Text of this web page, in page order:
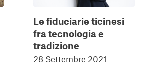
Le fiduciarie ticinesi
fra tecnologia e
tradizione
28 Settembre 2021